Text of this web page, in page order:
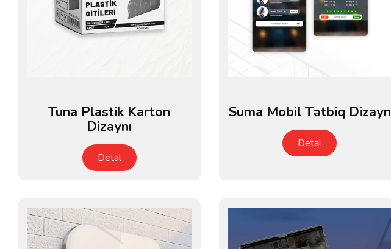
Tuna Plastik Karton
Dizaynı
Detal
Suma Mobil Tətbiq Dizayn
Detal